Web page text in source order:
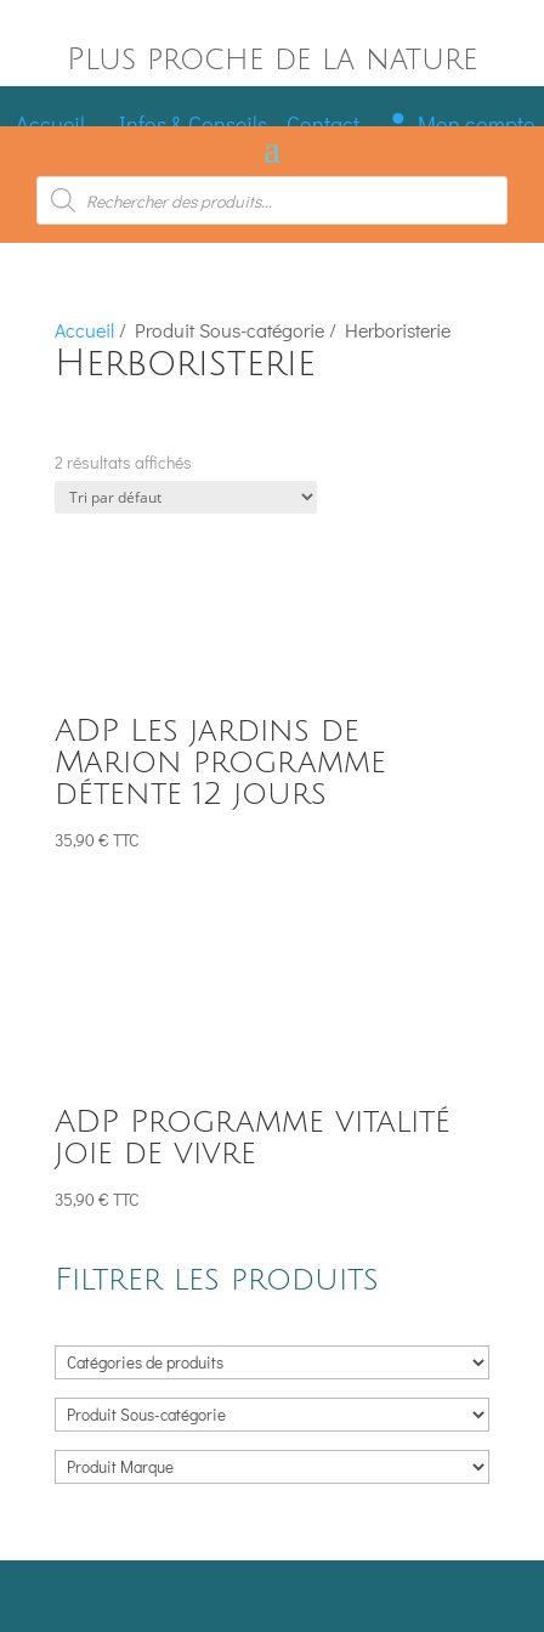
Plus proche de la nature
Accueil Infos & Conseils Contact Mon compte
Recherche
produits
Accueil/ Produit Sous-catégorie / Herboristerie
Herboristerie
2 résultats affichés
ADP Les jardins de
Marion programme
détente 12 jours
35,90 € TTC
ADP Programme vitalité
joie de vivre
35,90 € TTC
Filtrer les produits